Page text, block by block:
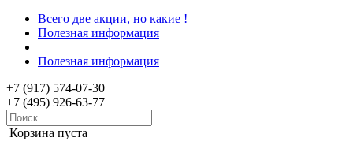
Всего две акции, но какие !
Полезная информация
Полезная информация
+7 (917) 574-07-30
+7 (495) 926-63-77
Корзина пуста